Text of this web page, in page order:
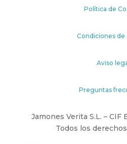
Política de
Condiciones de
Aviso
Preguntas
Jamones Verita S.L. –
Todos los